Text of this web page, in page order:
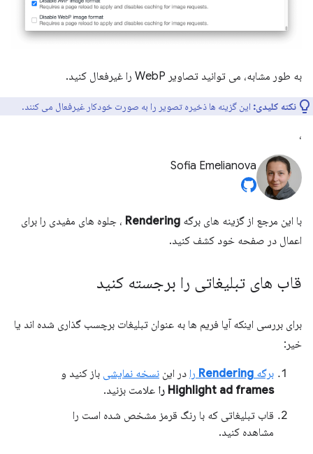
به طور مشابه، می توانید تصاویر WebP را غیرفعال کنید.
نکته کلیدی: این گزینه ها ذخیره تصویر را به صورت خودکار غیرفعال می کنند.
،
Sofia Emelianova
با این مرجع از گزینه های برگه Rendering ، جلوه های مفیدی را برای
اعمال در صفحه خود کشف کنید.
قاب های تبلیغاتی را برجسته کنید
برای بررسی اینکه آیا فریم ها به عنوان تبلیغات برچسب گذاری شده اند یا
خیر:
برگه Rendering را در این نسخه نمایشی باز کنید و
Highlight ad frames را
علامت بزنید.
قاب تبلیغاتی که با رنگ قرمز مشخص شده است را
مشاهده کنید.